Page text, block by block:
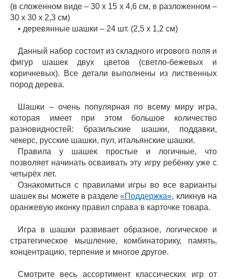
(в сложенном виде – 30 х 15 х 4,6 см, в разложенном –
30 х 30 х 2,3 см)
• деревянные шашки – 24 шт. (2,5 х 1,2 см)
Данный набор состоит из складного игрового поля и
фигур шашек двух цветов (светло-бежевых и
коричневых). Все детали выполнены из лиственных
пород дерева.
Шашки – очень популярная по всему миру игра,
которая имеет при этом большое количество
разновидностей: бразильские шашки, поддавки,
чекерс, русские шашки, пул, итальянские шашки.
Правила у шашек простые и логичные, что
позволяет начинать осваивать эту игру ребёнку уже с
четырёх лет.
Ознакомиться с правилами игры во все варианты
шашек вы можете в разделе«Поддержка», кликнув на
оранжевую иконку правил справа в карточке товара.
Игра в шашки развивает образное, логическое и
стратегическое мышление, комбинаторику, память,
концентрацию, терпение и многое другое.
Смотрите весь ассортимент классических игр от